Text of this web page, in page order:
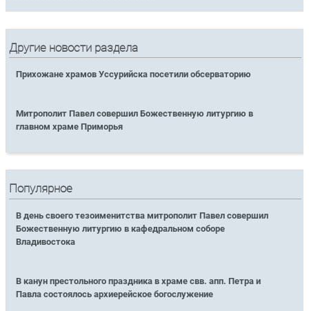
Другие новости раздела
Прихожане храмов Уссурийска посетили обсерваторию
Митрополит Павел совершил Божественную литургию в
главном храме Приморья
Популярное
В день своего тезоименитства митрополит Павел совершил
Божественную литургию в кафедральном соборе
Владивостока
В канун престольного праздника в храме свв. апп. Петра и
Павла состоялось архиерейское богослужение